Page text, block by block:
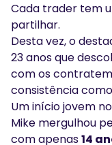
Cada trader tem
partilhar.
Desta vez, o
23 anos que
com os
consistência
Um início jovem
Mike mergulhou
com apenas14